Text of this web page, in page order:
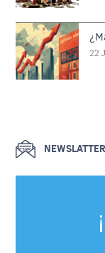
22
NEWSLATTER